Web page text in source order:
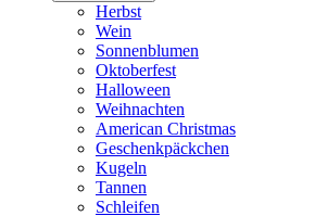
Herbst
Wein
Sonnenblumen
Oktoberfest
Halloween
Weihnachten
American Christmas
Geschenkpäckchen
Kugeln
Tannen
Schleifen